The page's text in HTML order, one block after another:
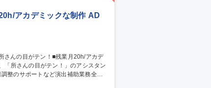
アカデミックな制作 AD
整のサポートなど演出補助業務全般